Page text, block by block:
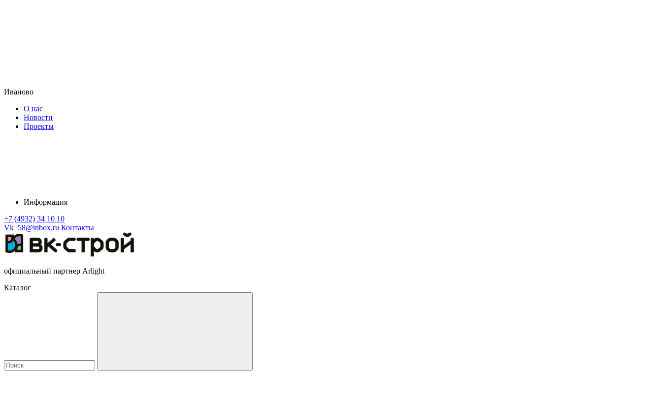
Иваново
О нас
Новости
Проекты
Информация
+7 (4932) 34 10 10
Vk_58@inbox.ru Контакты
официальный партнер Arlight
Каталог